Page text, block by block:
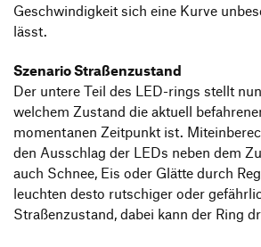
Geschwindigkeit sich eine Kurve
lässt.
Szenario Straßenzustand
Der untere Teil des LED-rings stellt
welchem Zustand die aktuell
momentanen Zeitpunkt ist.
den Ausschlag der LEDs neben dem
auch Schnee, Eis oder Glätte durch
leuchten desto rutschiger oder
Straßenzustand, dabei kann der Ring